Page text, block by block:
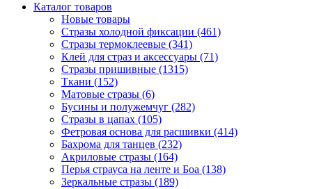
Каталог товаров
Новые товары
Стразы холодной фиксации (461)
Стразы термоклеевые (341)
Клей для страз и аксессуары (71)
Стразы пришивные (1315)
Ткани (152)
Матовые стразы (6)
Бусины и полужемчуг (282)
Стразы в цапах (105)
Фетровая основа для расшивки (414)
Бахрома для танцев (232)
Акриловые стразы (164)
Перья страуса на ленте и Боа (138)
Зеркальные стразы (189)